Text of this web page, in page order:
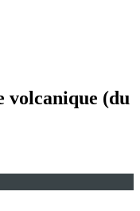
volcanique (du